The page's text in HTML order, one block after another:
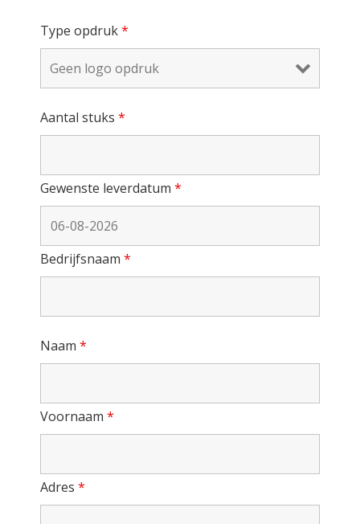
Type opdruk*
Aantal stuks *
Gewenste leverdatum *
Bedrijfsnaam *
Naam *
Voornaam *
Adres *